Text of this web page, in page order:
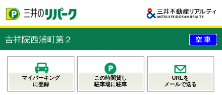
吉祥院西浦町第２
マイパーキング
に登録
この時間貸し
駐車場に駐車
URLを
メールで送る